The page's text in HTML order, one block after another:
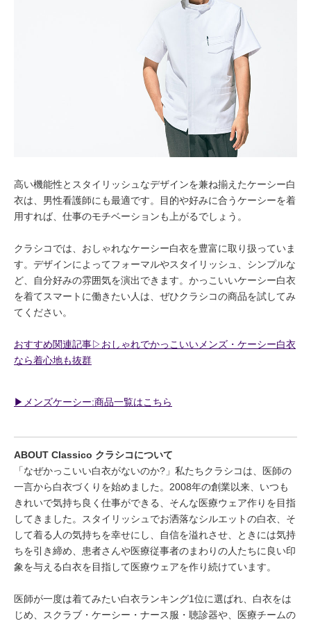
高い機能性とスタイリッシュなデザインを兼ね揃えたケーシー白
衣は、男性看護師にも最適です。目的や好みに合うケーシーを着
用すれば、仕事のモチベーションも上がるでしょう。
クラシコでは、おしゃれなケーシー白衣を豊富に取り扱っていま
す。デザインによってフォーマルやスタイリッシュ、シンプルな
ど、自分好みの雰囲気を演出できます。かっこいいケーシー白衣
を着てスマートに働きたい人は、ぜひクラシコの商品を試してみ
てください。
おすすめ関連記事▷おしゃれでかっこいいメンズ・ケーシー白衣
なら着心地も抜群
▶︎メンズケーシー:商品一覧はこちら
ABOUT Classico クラシコについて
「なぜかっこいい白衣がないのか?」私たちクラシコは、医師の
一言から白衣づくりを始めました。2008年の創業以来、いつも
きれいで気持ち良く仕事ができる、そんな医療ウェア作りを目指
してきました。スタイリッシュでお洒落なシルエットの白衣、そ
して着る人の気持ちを幸せにし、自信を溢れさせ、ときには気持
ちを引き締め、患者さんや医療従事者のまわりの人たちに良い印
象を与える白衣を目指して医療ウェアを作り続けています。
医師が一度は着てみたい白衣ランキング1位に選ばれ、白衣をは
じめ、スクラブ・ケーシー・ナース服・聴診器や、医療チームの